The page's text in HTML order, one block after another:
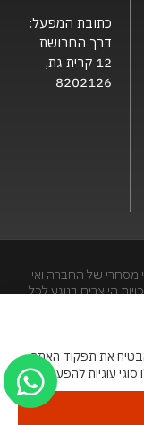
כתובת המפעל:
דרך החרושת
12 קרית גת,
8202126
מסחרי של החברה ואין
היוצרים בנוגע לכל
דיגיטל
את תפקוד האתר
עוגיות להפעיל.